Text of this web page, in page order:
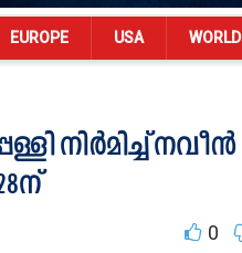
EUROPE USA WORLD
നിർമിച്ച്‌ നവീൻ
0